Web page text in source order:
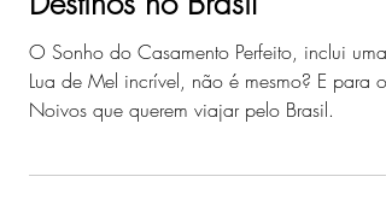
LUA DE MEL: TOP 10
Destinos no Brasil
Lua de Mel incrível, não é mesmo? E para os